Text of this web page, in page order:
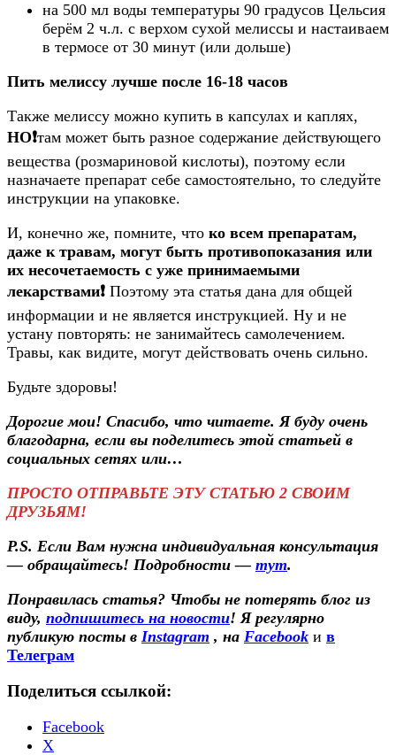
на 500 мл воды температуры 90 градусов Цельсия
берём 2 ч.л. с верхом сухой мелиссы и настаиваем
в термосе от 30 минут (или дольше)
Пить мелиссу лучше после 16-18 часов
Также мелиссу можно купить в капсулах и каплях,
НО❗️там может быть разное содержание действующего
вещества (розмариновой кислоты), поэтому если
назначаете препарат себе самостоятельно, то следуйте
инструкции на упаковке.
И, конечно же, помните, что ко всем препаратам,
даже к травам, могут быть противопоказания или
их несочетаемость с уже принимаемыми
лекарствами❗️ Поэтому эта статья дана для общей
информации и не является инструкцией. Ну и не
устану повторять: не занимайтесь самолечением.
Травы, как видите, могут действовать очень сильно.
Будьте здоровы!
Дорогие мои! Спасибо, что читаете. Я буду очень
благодарна, если вы поделитесь этой статьей в
социальных сетях или…
ПРОСТО ОТПРАВЬТЕ ЭТУ СТАТЬЮ 2 СВОИМ
ДРУЗЬЯМ!
P.S. Если Вам нужна индивидуальная консультация
— обращайтесь! Подробности — тут.
Понравилась статья? Чтобы не потерять блог из
виду, подпишитесь на новости! Я регулярно
публикую посты в Instagram , на Facebook и в
Телеграм
Поделиться ссылкой:
Facebook
X